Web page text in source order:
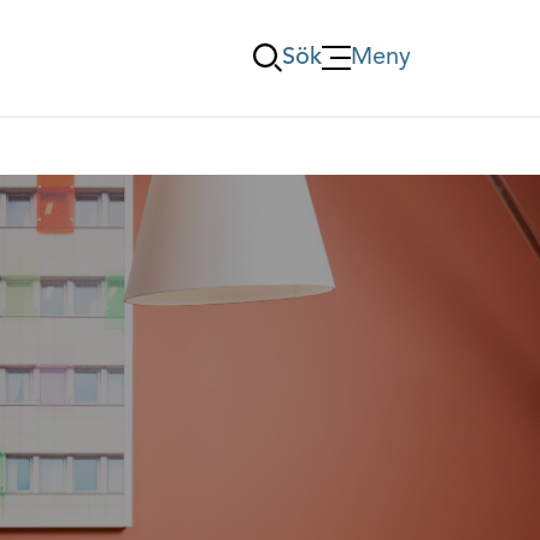
Sök
Öppna Meny
Meny